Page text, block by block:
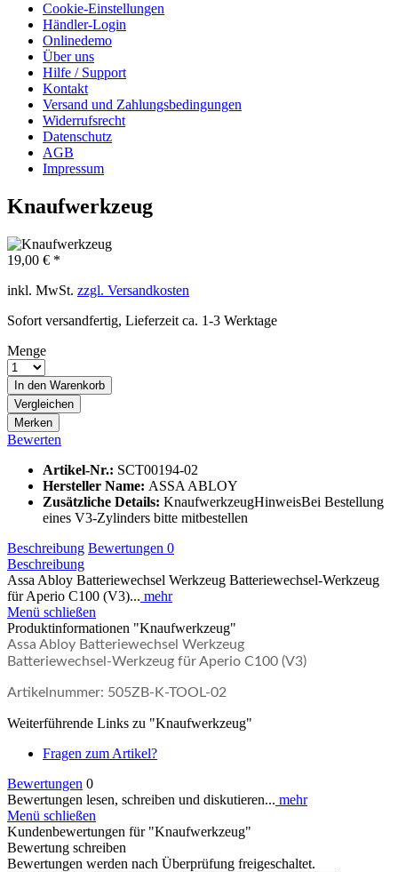
Cookie-Einstellungen
Händler-Login
Onlinedemo
Über uns
Hilfe / Support
Kontakt
Versand und Zahlungsbedingungen
Widerrufsrecht
Datenschutz
AGB
Impressum
Knaufwerkzeug
19,00 € *
inkl. MwSt. zzgl. Versandkosten
Sofort versandfertig, Lieferzeit ca. 1-3 Werktage
Menge
In den Warenkorb
Vergleichen
Merken
Bewerten
Artikel-Nr.: SCT00194-02
Hersteller Name: ASSA ABLOY
Zusätzliche Details: KnaufwerkzeugHinweisBei Bestellung
eines V3-Zylinders bitte mitbestellen
Beschreibung Bewertungen 0
Beschreibung
Assa Abloy Batteriewechsel Werkzeug Batteriewechsel-Werkzeug
für Aperio C100 (V3)... mehr
Menü schließen
Produktinformationen "Knaufwerkzeug"
Assa Abloy Batteriewechsel Werkzeug
Batteriewechsel-Werkzeug für Aperio C100 (V3)
Artikelnummer: 505ZB-K-TOOL-02
Weiterführende Links zu "Knaufwerkzeug"
Fragen zum Artikel?
Bewertungen 0
Bewertungen lesen, schreiben und diskutieren... mehr
Menü schließen
Kundenbewertungen für "Knaufwerkzeug"
Bewertung schreiben
Bewertungen werden nach Überprüfung freigeschaltet.